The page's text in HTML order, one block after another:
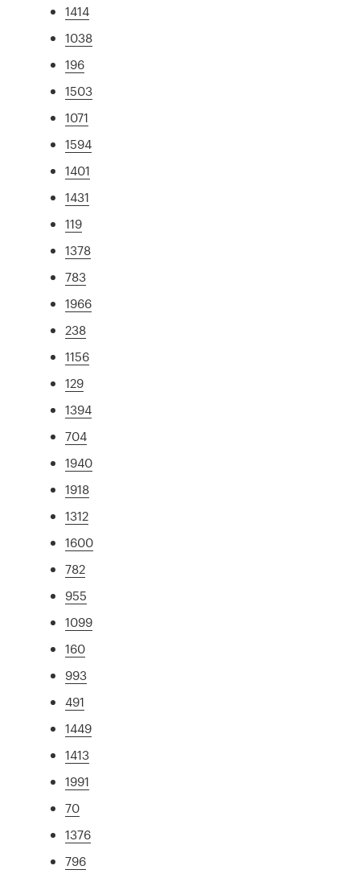
1414
1038
196
1503
1071
1594
1401
1431
119
1378
783
1966
238
1156
129
1394
704
1940
1918
1312
1600
782
955
1099
160
993
491
1449
1413
1991
70
1376
796